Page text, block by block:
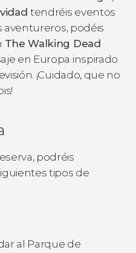
tendréis eventos
aventureros, podéis
The Walking Dead
en Europa inspirado
¡Cuidado, que no
podréis
tipos de
al Parque de